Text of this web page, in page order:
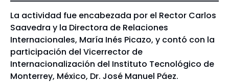
La actividad fue encabezada por el Rector Carlos
Saavedra y la Directora de Relaciones
Internacionales, María Inés Picazo, y contó con la
participación del Vicerrector de
Internacionalización del Instituto Tecnológico de
Monterrey, México, Dr. José Manuel Páez.